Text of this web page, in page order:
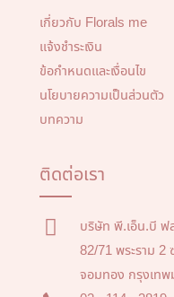
เกี่ยวกับ Florals me
แจ้งชำระเงิน
ข้อกำหนดและเงื่อนไข
นโยบายความเป็นส่วนตัว
บทความ
ติดต่อเรา
บริษัท พี.เอ็น.บี ฟ
82/71 พระราม 2
จอมทอง กรุงเท